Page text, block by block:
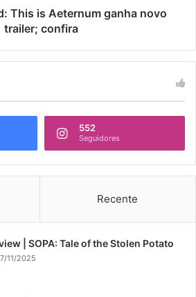
This is Aeternum ganha novo
trailer; confira
552
Seguidores
Recente
| SOPA: Tale of the Stolen Potato
11/2025